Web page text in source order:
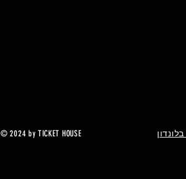
© 2024 by TICKET HOUSE